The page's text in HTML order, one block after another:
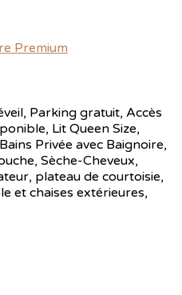
, Parking gratuit, Accès
, Lit Queen Size,
Privée avec Baignoire,
, Sèche-Cheveux,
, plateau de courtoisie,
et chaises extérieures,